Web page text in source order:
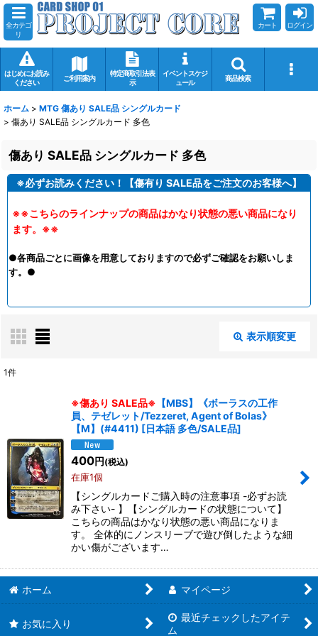
全カテゴ
リ
カート ログイン
はじめにお読み
ください
ご利用案内
特定商取引法表
示
イベントスケジ
ュール
商品検索
ホーム > MTG 傷あり SALE品 シングルカード
> 傷あり SALE品 シングルカード 多色
傷あり SALE品 シングルカード 多色
※必ずお読みください！【傷有り SALE品をご注文のお客様へ】
※※こちらのラインナップの商品はかなり状態の悪い商品になり
ます。※※
●各商品ごとに画像を用意しておりますので必ずご確認をお願いしま
す。●
表示順変更
在庫あり
並び順:
絞り込む
1件
※傷あり SALE品※ 【MBS】《ボーラスの工作
員、テゼレット/Tezzeret, Agent of Bolas》
【M】(#4411) [日本語 多色/SALE品]
400円 (税込)
在庫1個
【シングルカードご購入時の注意事項 -必ずお読
み下さい- 】【シングルカードの状態について】
こちらの商品はかなり状態の悪い商品になりま
す。 全体的にノンスリーブで遊び倒したような細
かい傷がございます…
ホーム マイページ
お気に入り
最近チェックしたアイテ
ム